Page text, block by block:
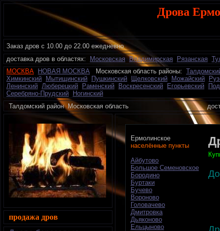
Дрова
Заказ дров с 10.00 до 22.00 ежедневно
доставка дров в областях:
Московская Владимирская Рязанская
МОСКВА
НОВАЯ МОСКВА Московская область районы:
Химкинский
Мытищинский Пушкинский Щелковский Можайский
Ленинский Люберецкий Раменский Воскресенский Егорьевский
Серебряно-Прудский
Ногинский
Талдомский район Московская область
Ермолинское
населённые пункты
Айбутово
Большое Семеновское
Бородино
Буртаки
Бучево
Вороново
Головачево
Дмитровка
Дьяконово
Ельцыново
продажа дров